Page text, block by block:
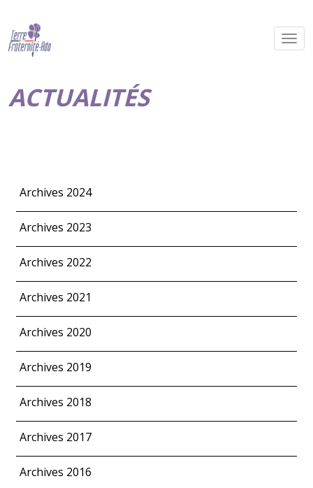
ACTUALITÉS
Archives 2024
Archives 2023
Archives 2022
Archives 2021
Archives 2020
Archives 2019
Archives 2018
Archives 2017
Archives 2016